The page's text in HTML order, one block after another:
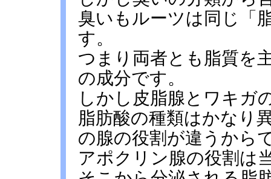
臭いもルーツは同じ「
す。
つまり両者とも脂質を
の成分です。
しかし皮脂腺とワキガ
脂肪酸の種類はかなり
の腺の役割が違うから
アポクリン腺の役割は